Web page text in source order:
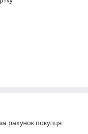
рахунок покупця